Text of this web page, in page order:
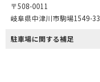
〒508-0011
岐阜県中津川市駒場1549-33
駐車場に関する補足